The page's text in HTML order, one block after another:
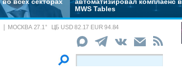
MWS Tables
МОСКВА 27.1° ЦБ USD 82.17 EUR 94.84